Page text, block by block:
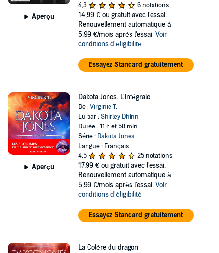
Aperçu
4,3
6 notations
14,99 € ou gratuit avec l'essai.
Renouvellement automatique à
5,99 €/mois après l'essai. Voir
conditions d'éligibilité
Essayez Standard gratuitement
Aperçu
Dakota Jones. L'intégrale
De :Virginie T.
Lu par :Shirley Dhinn
Durée : 11 h et 58 min
Série : Dakota Jones
Langue : Français
4,5
25 notations
17,99 € ou gratuit avec l'essai.
Renouvellement automatique à
5,99 €/mois après l'essai. Voir
conditions d'éligibilité
Essayez Standard gratuitement
La Colère du dragon